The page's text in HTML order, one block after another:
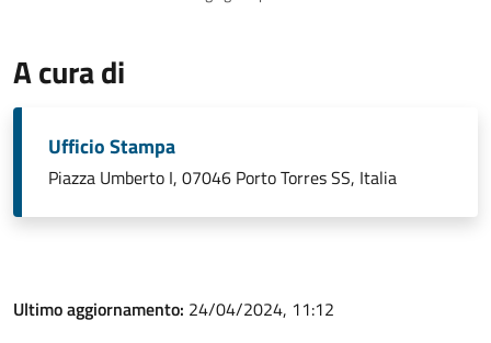
A cura di
Ufficio Stampa
Piazza Umberto I, 07046 Porto Torres SS, Italia
Ultimo aggiornamento: 24/04/2024, 11:12